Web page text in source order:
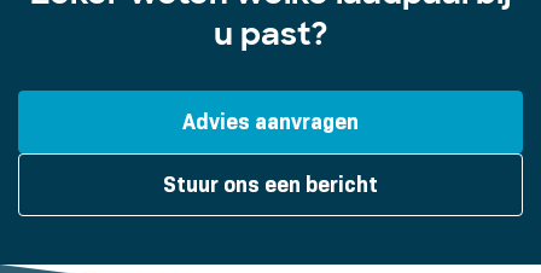
u past?
Advies aanvragen
Stuur ons een bericht